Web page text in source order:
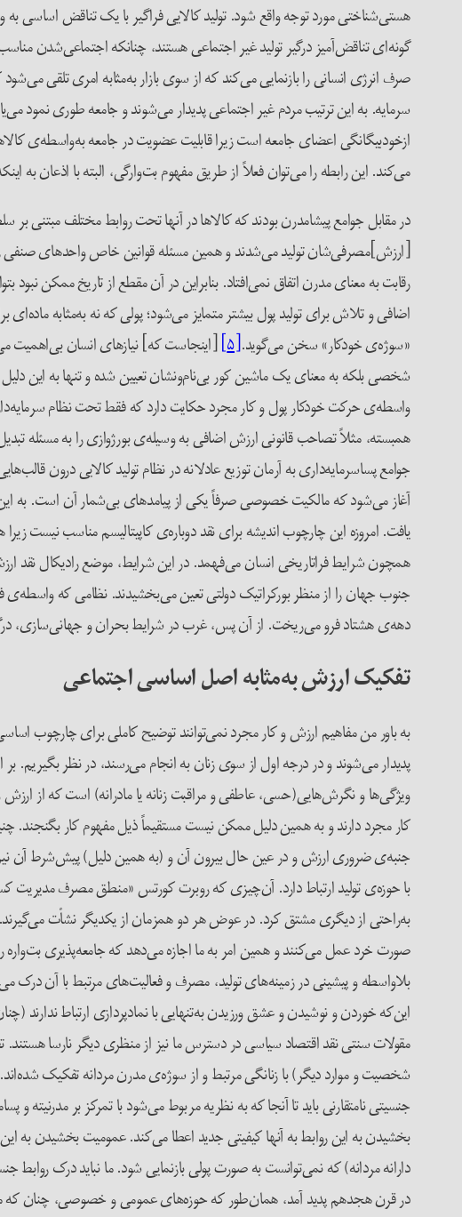
هستی‌شناختی مورد توجه واقع شود. تولید کالایی فراگیر با یک تناقض اساسی
گونه‌ای تناقض‌آمیز درگیر تولید غیر اجتماعی هستند، چنانکه اجتماعی‌شدن
صرف انرژی انسانی را بازنمایی می‌کند که از سوی بازار به‌مثابه امری تلقی
سرمایه. به این ترتیب مردم غیر اجتماعی پدیدار می‌شوند و جامعه طوری نمود
ازخودبیگانگی اعضای جامعه است زیرا قابلیت عضویت در جامعه به‌واسطه‌ی
می‌کند. این رابطه را می‌توان فعلاً از طریق مفهوم بت‌وارگی، البته با اذعان به
در مقابل جوامع پیشامدرن بودند که کالاها در آنها تحت روابط مختلف
[ارزش]مصرفی‌شان تولید می‌شدند و همین مسئله قوانین خاص واحدهای صنفی را
رقابت به معنای مدرن اتفاق نمی‌افتاد. بنابراین در آن مقطع از تاریخ
اضافی و تلاش برای تولید پول بیشتر متمایز می‌شود؛ پولی که نه به‌مثابه
«سوژه‌ی خودکار» سخن می‌گوید.[۵]
[اینجاست که] نیازهای انسان بی‌اهمیت
شخصی بلکه به معنای یک ماشین کور بی‌نام‌و‌نشان تعیین شده و تنها به این
واسطه‌ی حرکت خودکار پول و کار مجرد حکایت دارد که فقط تحت نظام
همبسته، مثلاً تصاحب قانونی ارزش اضافی به وسیله‌ی بورژوازی را به مسئله
جوامع پساسرمایه‌داری به آرمان توزیع عادلانه در نظام تولید کالایی درون
آغاز می‌شود که مالکیت خصوصی صرفاً یکی از پیامدهای بی‌شمار آن است. به
یافت. امروزه این چارچوب اندیشه برای نقد دوباره‌ی کاپیتالیسم مناسب نیست
همچون شرایط فراتاریخی انسان می‌فهمد. در این شرایط، موضع رادیکال نقد
جنوب جهان را از منظر بورکراتیک دولتی تعین می‌بخشیدند. نظامی که واسطه‌ی
دهه‌ی هشتاد فرو می‌ریخت. از آن پس، غرب در شرایط بحران و جهانی‌سازی،
تفکیک ارزش به‌مثابه اصل اساسی اجتماعی
به باور من مفاهیم ارزش و کار مجرد نمی‌توانند توضیح کاملی برای چارچوب اساسی
پدیدار می‌شوند و در درجه اول از سوی زنان به انجام می‌رسند، در نظر بگیریم.
ویژگی‌ها و نگرش‌هایی(حسی، عاطفی و مراقبت زنانه یا مادرانه) است که از
کار مجرد دارند و به همین دلیل ممکن نیست مستقیماً ذیل مفهوم کار
جنبه‌ی ضروری ارزش و در عین حال بیرون آن و (به همین دلیل) پیش‌شرط آن
با حوزه‌ی تولید ارتباط دارد. آن‌چیزی که روبرت کورتس «منطق مصرف مدیریت
به‌راحتی از دیگری مشتق کرد. در عوض هر دو همزمان از یکدیگر نشأت
صورت خرد عمل می‌کنند و همین امر به ما اجازه می‌دهد که جامعه‌پذیری بت‌واره
بلاواسطه و پیشینی در زمینه‌های تولید، مصرف و فعالیت‌های مرتبط با آن درک
این‌که خوردن و نوشیدن و عشق ورزیدن به‌تنهایی با نمادپردازی ارتباط ندارند
مقولات سنتی نقد اقتصاد سیاسی در دسترس ما نیز از منظری دیگر نارسا
شخصیت و موارد دیگر) با زنانگی مرتبط و از سوژه‌ی مدرن مردانه تفکیک
جنسیتی نامتقارنی باید تا آنجا که به نظریه مربوط می‌شود با تمرکز بر مدرنیته
بخشیدن به این روابط به آنها کیفیتی جدید اعطا می‌کند. عمومیت بخشیدن به
دارانه مردانه) که نمی‌توانست به صورت پولی بازنمایی شود. ما نباید درک روابط
در قرن هجدهم پدید آمد، همان‌طور که حوزه‌های عمومی و خصوصی، چنان که ما